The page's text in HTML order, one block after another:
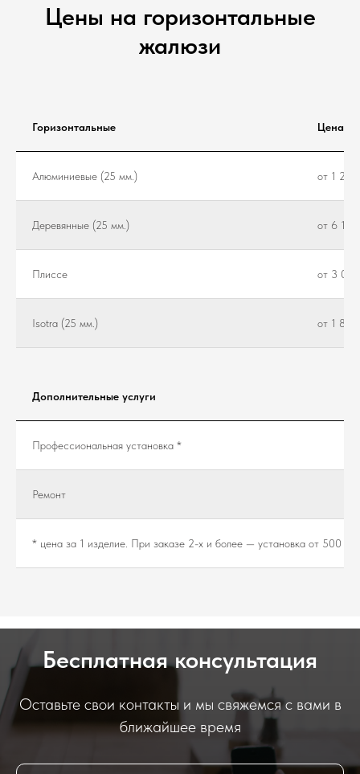
Цены на горизонтальные
жалюзи
Горизонтальные Цена
Алюминиевые (25 мм.) от 1
Деревянные (25 мм.) от 6
Плиссе от 3
Isotra (25 мм.) от 1
Дополнительные услуги
Профессиональная установка *
Ремонт
* цена за 1 изделие. При заказе 2-х и более — установка от 500 ₽.
Бесплатная консультация
Оставьте свои контакты и мы свяжемся с вами в
ближайшее время